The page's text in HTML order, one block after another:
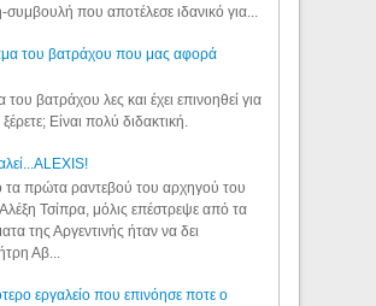
συμβουλή που αποτέλεσε ιδανικό για...
του βατράχου που μας αφορά
του βατράχου λες και έχει επινοηθεί για
Είναι πολύ διδακτική.
πρώτα ραντεβού του αρχηγού του
Τσίπρα, μόλις επέστρεψε από τα
της Αργεντινής ήταν να δει
Αβ...
εργαλείο που επινόησε ποτε ο